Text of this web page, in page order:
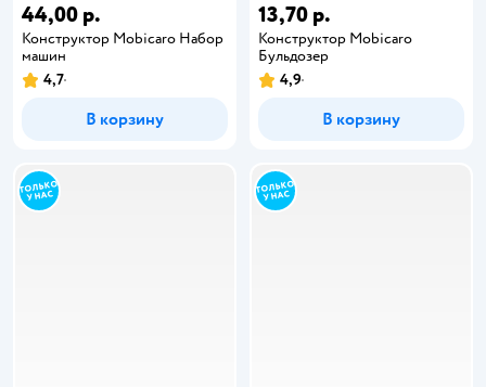
44,00 р.
Конструктор Mobicaro Набор
машин
4,7
В корзину
13,70 р.
Конструктор Mobicaro
Бульдозер
4,9
В корзину